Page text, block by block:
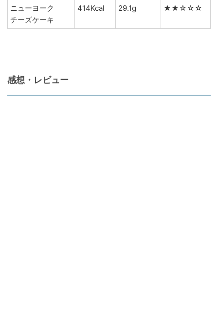
ニューヨーク
チーズケーキ
414Kcal 29.1g ★★☆☆☆
感想・レビュー